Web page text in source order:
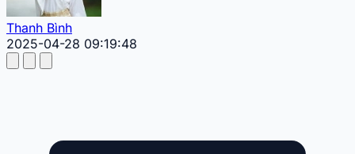
Thanh Bình
2025-04-28 09:19:48